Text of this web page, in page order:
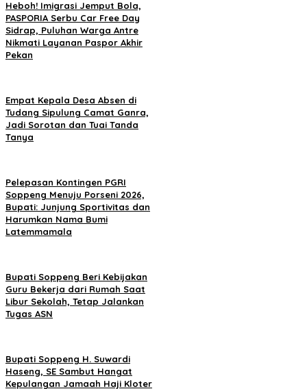
Heboh! Imigrasi Jemput Bola,
PASPORIA Serbu Car Free Day
Sidrap, Puluhan Warga Antre
Nikmati Layanan Paspor Akhir
Pekan
Empat Kepala Desa Absen di
Tudang Sipulung Camat Ganra,
Jadi Sorotan dan Tuai Tanda
Tanya
Pelepasan Kontingen PGRI
Soppeng Menuju Porseni 2026,
Bupati: Junjung Sportivitas dan
Harumkan Nama Bumi
Latemmamala
Bupati Soppeng Beri Kebijakan
Guru Bekerja dari Rumah Saat
Libur Sekolah, Tetap Jalankan
Tugas ASN
Bupati Soppeng H. Suwardi
Haseng, SE Sambut Hangat
Kepulangan Jamaah Haji Kloter